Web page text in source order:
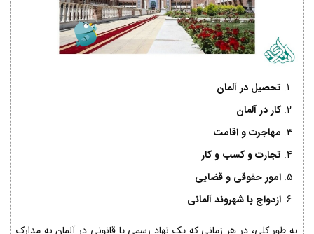
تحصیل در آلمان
کار در آلمان
مهاجرت و اقامت
تجارت و کسب و کار
امور حقوقی و قضایی
ازدواج با شهروند آلمانی
به طور کلی، در هر زمانی که یک نهاد رسمی یا قانونی در آلمان به مدارک